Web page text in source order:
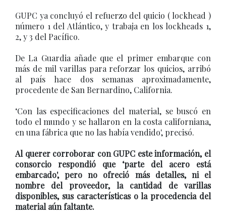
GUPC ya concluyó el refuerzo del quicio ( lockhead )
número 1 del Atlántico, y trabaja en los lockheads 1,
2, y 3 del Pacífico.
De La Guardia añade que el primer embarque con
más de mil varillas para reforzar los quicios, arribó
al país hace dos semanas aproximadamente,
procedente de San Bernardino, California.
‘Con las especificaciones del material, se buscó en
todo el mundo y se hallaron en la costa californiana,
en una fábrica que no las había vendido', precisó.
Al querer corroborar con GUPC este información, el
consorcio respondió que ‘parte del acero está
embarcado', pero no ofreció más detalles, ni el
nombre del proveedor, la cantidad de varillas
disponibles, sus características o la procedencia del
material aún faltante.